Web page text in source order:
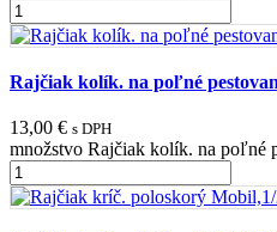
Rajčiak kolík. na poľné
13,00 € s DPH
množstvo Rajčiak kolík. na poľné